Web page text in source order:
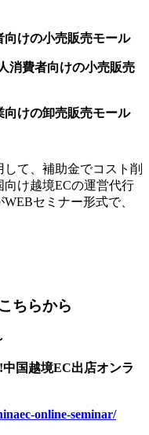
向けの小売販売モール
消費者向けの小売販売
向けの卸売販売モール
て、補助金でコスト削
け越境ECの運営代行
セミナー形式で、
ちらから
国越境EC出店オンラ
online-seminar/